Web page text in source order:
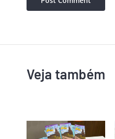
Veja também